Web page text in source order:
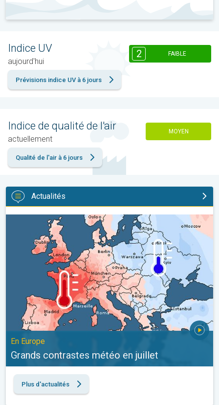
Indice UV
aujourd'hui
2 FAIBLE
Prévisions indice UV à 6 jours
Indice de qualité de l'air
actuellement
MOYEN
Qualité de l'air à 6 jours
Actualités
Grands contrastes météo en juillet. En Europe. . .
En Europe
Grands contrastes météo en juillet
Plus d'actualités